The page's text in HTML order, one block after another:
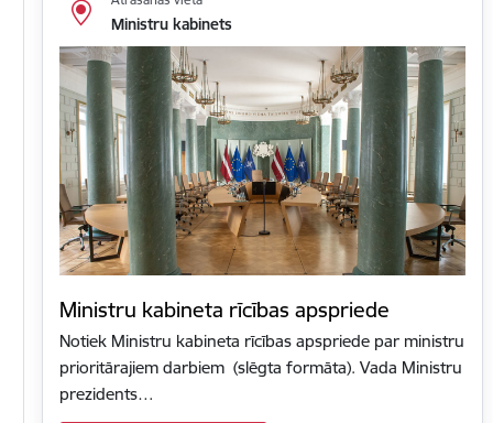
Ministru kabinets
Ministru kabineta rīcības apspriede
Notiek Ministru kabineta rīcības apspriede par ministru
prioritārajiem darbiem (slēgta formāta). Vada Ministru
prezidents…